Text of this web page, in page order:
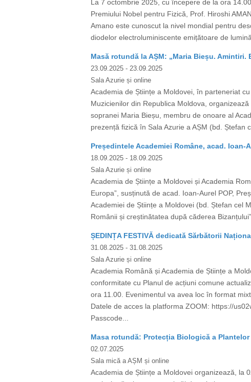
La 7 octombrie 2025, cu începere de la ora
Premiului Nobel pentru Fizică, Prof. Hiroshi
Amano este cunoscut la nivel mondial pentru
diodelor electroluminiscente emițătoare de
Masă rotundă la AȘM: „Maria Bieșu. Amintiri.
23.09.2025 - 23.09.2025
Sala Azurie și online
Academia de Științe a Moldovei, în parteneriat
Muzicienilor din Republica Moldova,
sopranei Maria Bieșu, membru de onoare al
prezență fizică în Sala Azurie a AȘM (bd. Ștefan
Președintele Academiei Române, acad. Ioan-
18.09.2025 - 18.09.2025
Sala Azurie și online
Academia de Științe a Moldovei și Academia
Europa”, susținută de acad. Ioan-Aurel POP,
Academiei de Științe a Moldovei (bd. Ștefan cel
Românii și creștinătatea după căderea
ȘEDINȚA FESTIVĂ dedicată Sărbătorii
31.08.2025 - 31.08.2025
Sala Azurie și online
Academia Română și Academia de Științe a
conformitate cu Planul de acțiuni comune
ora 11.00. Evenimentul va avea loc în format
Datele de acces la platforma ZOOM: https://
Passcode...
Masa rotundă: Protecția Biologică a
02.07.2025
Sala mică a AȘM și online
Academia de Științe a Moldovei organizează, la